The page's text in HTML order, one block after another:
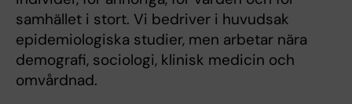
samhället i stort. Vi bedriver i huvudsak
epidemiologiska studier, men arbetar nära
demografi, sociologi, klinisk medicin och
omvårdnad.